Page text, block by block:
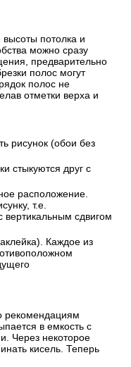
высоты потолка и
можно сразу
предварительно
полос могут
полос не
отметки верха и
рисунок (обои без
стыкуются друг с
расположение.
т.е.
сдвигом
Каждое из
рекомендациям
в емкость с
Через некоторое
кисель. Теперь